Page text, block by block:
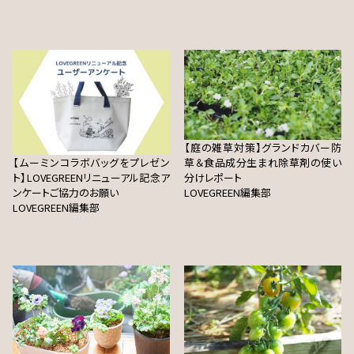
【ムーミンコラボバッグをプレゼン
ト】LOVEGREENリニューアル記念ア
ンケートご協力のお願い
LOVEGREEN編集部
【庭の雑草対策】グランドカバー防
草＆食品成分生まれ除草剤の使い
分けレポート
LOVEGREEN編集部